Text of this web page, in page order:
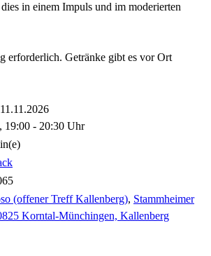
in einem Impuls und im moderierten
erforderlich. Getränke gibt es vor Ort
19:00 - 20:30 Uhr
(offener Treff Kallenberg), Stammheimer
Korntal-Münchingen, Kallenberg